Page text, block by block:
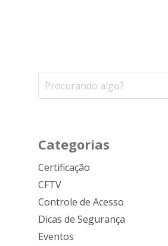
Categorias
Certificação
CFTV
Controle de Acesso
Dicas de Segurança
Eventos